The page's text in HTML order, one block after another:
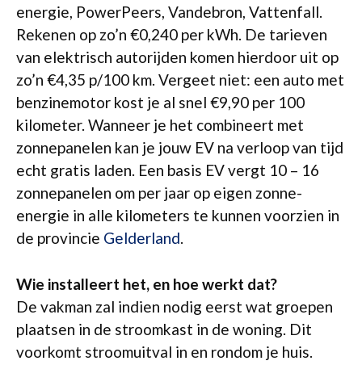
energie, PowerPeers, Vandebron, Vattenfall.
Rekenen op zo’n €0,240 per kWh. De tarieven
van elektrisch autorijden komen hierdoor uit op
zo’n €4,35 p/100 km. Vergeet niet: een auto met
benzinemotor kost je al snel €9,90 per 100
kilometer. Wanneer je het combineert met
zonnepanelen kan je jouw EV na verloop van tijd
echt gratis laden. Een basis EV vergt 10 – 16
zonnepanelen om per jaar op eigen zonne-
energie in alle kilometers te kunnen voorzien in
de provincie Gelderland.
Wie installeert het, en hoe werkt dat?
De vakman zal indien nodig eerst wat groepen
plaatsen in de stroomkast in de woning. Dit
voorkomt stroomuitval in en rondom je huis.